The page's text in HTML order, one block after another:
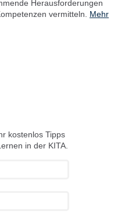
Herausforderungen
vermitteln. Mehr
kostenlos Tipps
in der KITA.